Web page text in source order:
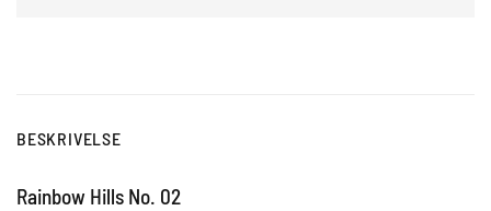
BESKRIVELSE
Rainbow Hills No. 02